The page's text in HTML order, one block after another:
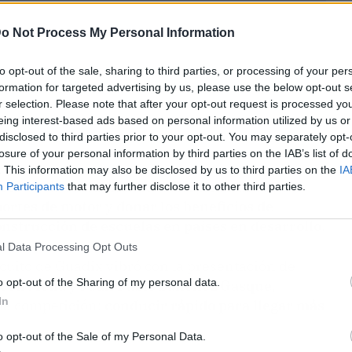
Not Process My Personal Information
opt-out of the sale, sharing to third parties, or processing of your
for targeted advertising by us, please use the below opt-out
selection. Please note that after your opt-out request is processed
interest-based ads based on personal information utilized by us
to third parties prior to your opt-out. You may separately
of your personal information by third parties on the IAB’s list of
This information may also be disclosed by us to third parties on the
Participants that may further disclose it to other third parties.
Data Processing Opt Outs
opt-out of the Sharing of my personal data.
opt-out of the Sale of my Personal Data.
sino también transformar realidades:
de motor
de escuelas en países en desarrollo
de Guadix vibró con la presentación de
MenayJuan Pablo Sánchez Gasque
competición: